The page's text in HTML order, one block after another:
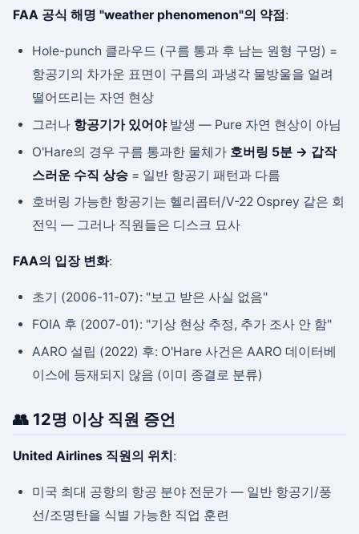
FAA 공식 해명 "weather phenomenon"의 약점:
Hole-punch 클라우드 (구름 통과 후 남는 원형 구멍) =
항공기의 차가운 표면이 구름의 과냉각 물방울을 얼려
떨어뜨리는 자연 현상
그러나 항공기가 있어야발생 — Pure 자연 현상이 아님
O'Hare의 경우 구름 통과한 물체가 호버링 5분 → 갑작
스러운 수직 상승 = 일반 항공기 패턴과 다름
호버링 가능한 항공기는 헬리콥터/V-22 Osprey 같은 회
전익 — 그러나 직원들은 디스크 묘사
FAA의 입장 변화:
초기 (2006-11-07): "보고 받은 사실 없음"
FOIA 후 (2007-01): "기상 현상 추정, 추가 조사 안 함"
AARO 설립 (2022) 후: O'Hare 사건은 AARO 데이터베
이스에 등재되지 않음 (이미 종결로 분류)
👥 12명 이상 직원 증언
United Airlines 직원의 위치 :
미국 최대 공항의 항공 분야 전문가 — 일반 항공기/풍
선/조명탄을 식별 가능한 직업 훈련